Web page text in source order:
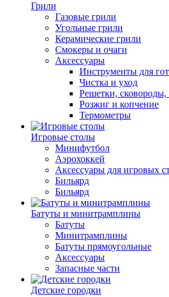
Грили
Газовые грили
Угольные грили
Керамические грили
Смокеры и очаги
Аксессуары
Инструменты для
Чистка и уход
Решетки,
Розжиг и копчение
Термометры
Игровые столы
Минифутбол
Аэрохоккей
Аксессуары для игровых
Бильяpд
Бильяpд
Батуты и минитрамплины
Батуты
Минитрамплины
Батуты прямоугольные
Аксессуары
Запасные части
Детские городки